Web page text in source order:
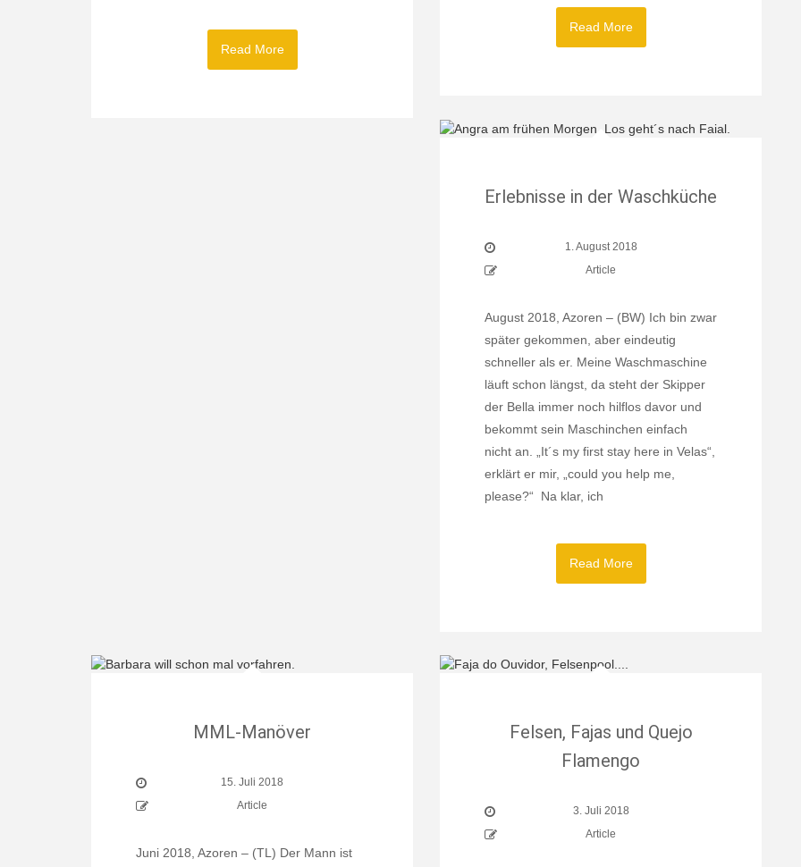
Read More
Read More
Erlebnisse in der Waschküche
1. August 2018
Article
August 2018, Azoren – (BW) Ich bin zwar
später gekommen, aber eindeutig
schneller als er. Meine Waschmaschine
läuft schon längst, da steht der Skipper
der Bella immer noch hilflos davor und
bekommt sein Maschinchen einfach
nicht an. „It´s my first stay here in Velas“,
erklärt er mir, „could you help me,
please?“ Na klar, ich
Read More
MML-Manöver
15. Juli 2018
Article
Juni 2018, Azoren – (TL) Der Mann ist
Felsen, Fajas und Quejo
Flamengo
3. Juli 2018
Article